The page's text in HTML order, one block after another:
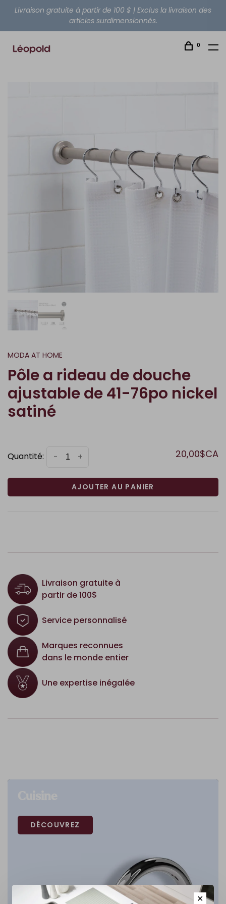
Livraison gratuite à partir de 100 $ | Exclus la livraison des
articles surdimensionnés.
0
MODA AT HOME
Pôle a rideau de douche
ajustable de 41-76po nickel
satiné
Quantité: +
- 20,00$CA
AJOUTER AU PANIER
Livraison gratuite à
partir de 100$
Service personnalisé
Marques reconnues
dans le monde entier
Une expertise inégalée
DÉCOUVREZ
✕